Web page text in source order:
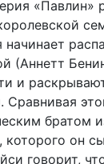
«Павлин»
(Аннетт
и
Сравнивая
братом
он
говорит,